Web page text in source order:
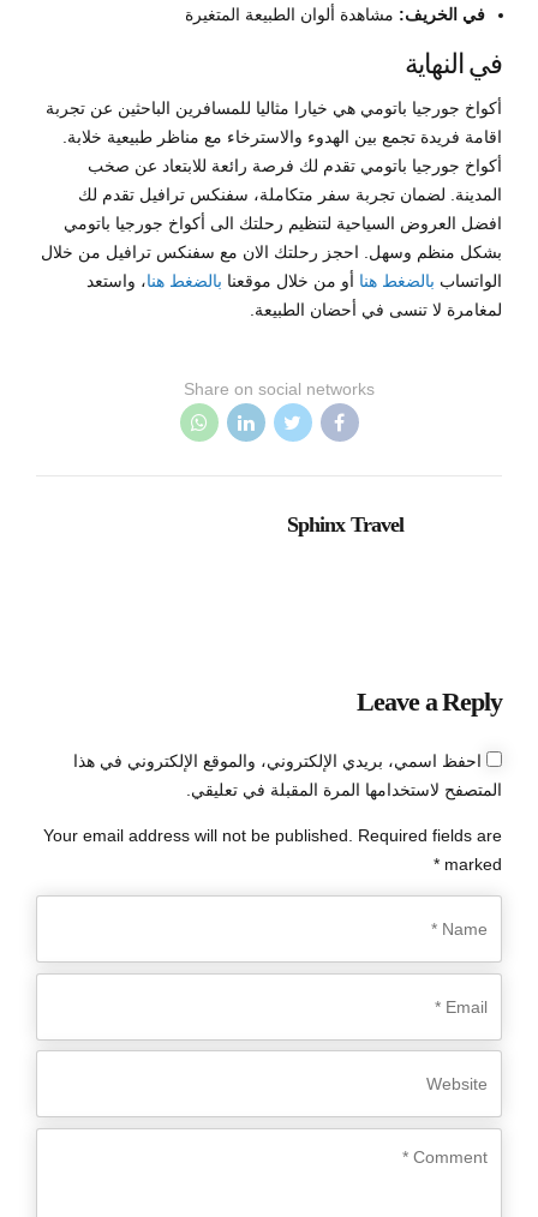
في الخريف: مشاهدة ألوان الطبيعة المتغيرة
في النهاية
أكواخ جورجيا باتومي هي خيارا مثاليا للمسافرين الباحثين عن تجربة
اقامة فريدة تجمع بين الهدوء والاسترخاء مع مناظر طبيعية خلابة.
أكواخ جورجيا باتومي تقدم لك فرصة رائعة للابتعاد عن صخب
المدينة. لضمان تجربة سفر متكاملة، سفنكس ترافيل تقدم لك
افضل العروض السياحية لتنظيم رحلتك الى أكواخ جورجيا باتومي
بشكل منظم وسهل. احجز رحلتك الان مع سفنكس ترافيل من خلال
الواتساب بالضغط هنا أو من خلال موقعنا بالضغط هنا، واستعد
لمغامرة لا تنسى في أحضان الطبيعة.
Share on social networks
Sphinx Travel
Leave a Reply
Your email address will not be published. Required fields are
marked *
احفظ اسمي، بريدي الإلكتروني، والموقع الإلكتروني في هذا
المتصفح لاستخدامها المرة المقبلة في تعليقي.